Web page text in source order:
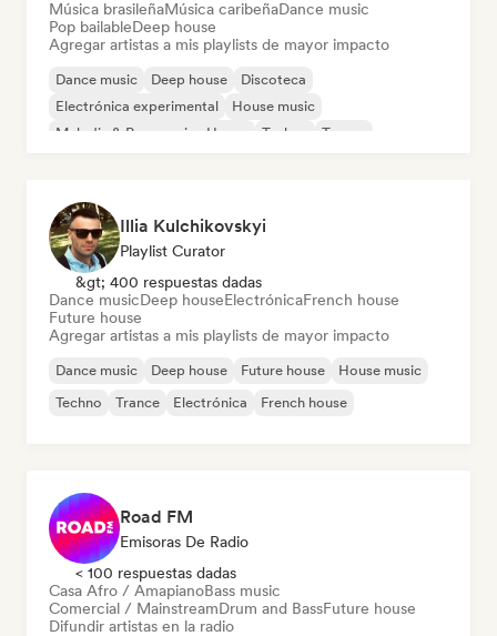
Música brasileñaMúsica caribeñaDance music
Pop bailableDeep house
Agregar artistas a mis playlists de mayor impacto
Dance music Deep house
Discoteca
Electrónica experimental
House music
Melodic & Progressive House
Techno Trance
Illia Kulchikovskyi
Playlist Curator
&gt; 400 respuestas dadas
Dance musicDeep houseElectrónicaFrench house
Future house
Agregar artistas a mis playlists de mayor impacto
Dance music Deep house Future house
House music
Techno
Trance Electrónica French house
Road FM
Emisoras De Radio
< 100 respuestas dadas
Casa Afro / AmapianoBass music
Comercial / MainstreamDrum and BassFuture house
Difundir artistas en la radio